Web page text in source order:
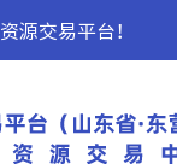
源交易平台！